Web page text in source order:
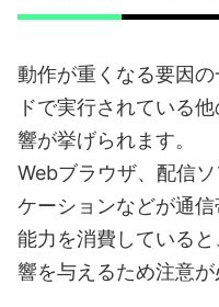
動作が重くなる要因
ドで実行されている
響が挙げられます。
Webブラウザ、配信
ケーションなどが通
能力を消費している
響を与えるため注意が